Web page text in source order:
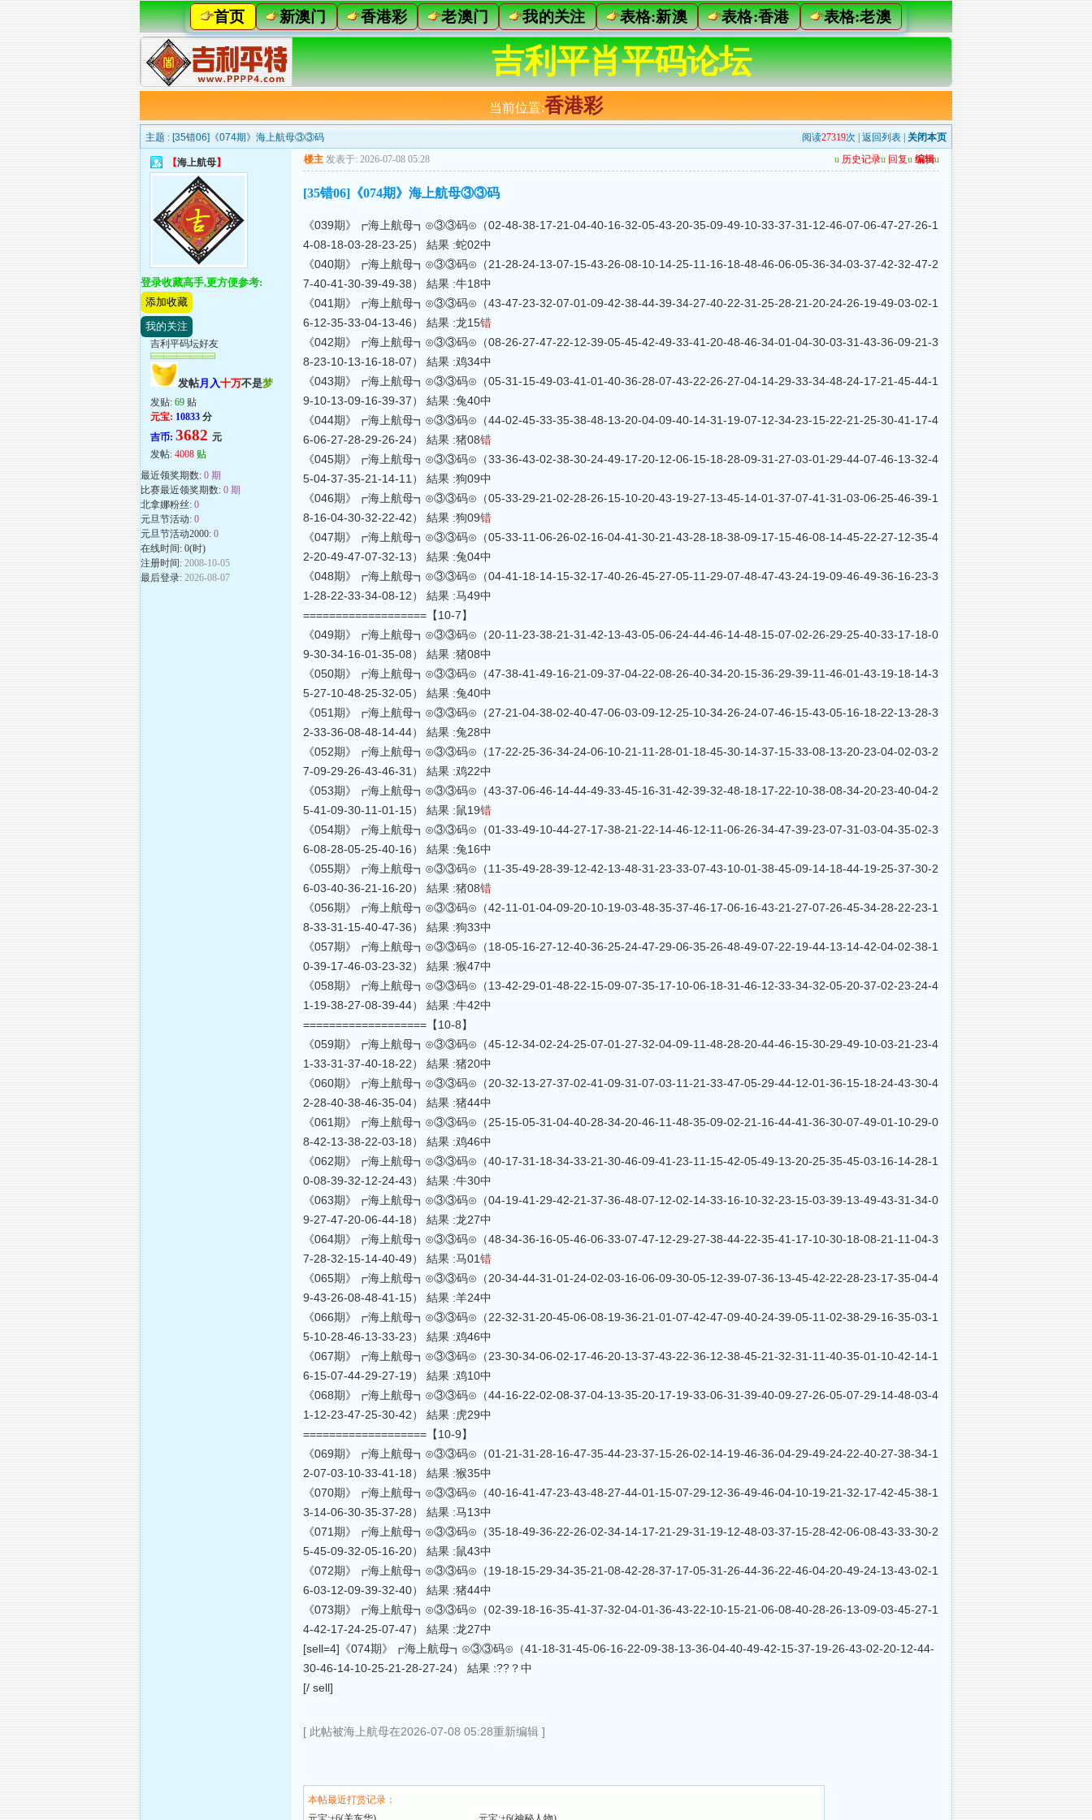
首页 新澳门 香港彩 老澳门 我的关注 表格:新澳 表格:香港 表格:老澳
吉利平肖平码论坛
当前位置:香港彩
主题 : [35错06]《074期》海上航母③③码 阅读27319次 | 返回列表 关闭本页
【海上航母】
登录收藏高手,更方便参考:
添加收藏
我的关注
吉利平码坛好友
发帖月入十万不是梦
发贴: 69 贴
元宝: 10833 分
吉币: 3682 元
发帖: 4008 贴
最近领奖期数: 0 期
比赛最近领奖期数: 0 期
北拿娜粉丝: 0
元旦节活动: 0
元旦节活动2000: 0
在线时间: 0(时)
注册时间: 2008-10-05
最后登录: 2026-08-07
楼主 发表于: 2026-07-08 05:28 u 历史记录u 回复u 编辑u
[35错06]《074期》海上航母③③码
《039期》┏海上航母┓⊙③③码⊙（02-48-38-17-21-04-40-16-32-05-43-20-35-09-49-10-33-37-31-12-46-07-06-47-27-26-1
4-08-18-03-28-23-25） 結果 :蛇02中
《040期》┏海上航母┓⊙③③码⊙（21-28-24-13-07-15-43-26-08-10-14-25-11-16-18-48-46-06-05-36-34-03-37-42-32-47-2
7-40-41-30-39-49-38） 結果 :牛18中
《041期》┏海上航母┓⊙③③码⊙（43-47-23-32-07-01-09-42-38-44-39-34-27-40-22-31-25-28-21-20-24-26-19-49-03-02-1
6-12-35-33-04-13-46） 結果 :龙15错
《042期》┏海上航母┓⊙③③码⊙（08-26-27-47-22-12-39-05-45-42-49-33-41-20-48-46-34-01-04-30-03-31-43-36-09-21-3
8-23-10-13-16-18-07） 結果 :鸡34中
《043期》┏海上航母┓⊙③③码⊙（05-31-15-49-03-41-01-40-36-28-07-43-22-26-27-04-14-29-33-34-48-24-17-21-45-44-1
9-10-13-09-16-39-37） 結果 :兔40中
《044期》┏海上航母┓⊙③③码⊙（44-02-45-33-35-38-48-13-20-04-09-40-14-31-19-07-12-34-23-15-22-21-25-30-41-17-4
6-06-27-28-29-26-24） 結果 :猪08错
《045期》┏海上航母┓⊙③③码⊙（33-36-43-02-38-30-24-49-17-20-12-06-15-18-28-09-31-27-03-01-29-44-07-46-13-32-4
5-04-37-35-21-14-11） 結果 :狗09中
《046期》┏海上航母┓⊙③③码⊙（05-33-29-21-02-28-26-15-10-20-43-19-27-13-45-14-01-37-07-41-31-03-06-25-46-39-1
8-16-04-30-32-22-42） 結果 :狗09错
《047期》┏海上航母┓⊙③③码⊙（05-33-11-06-26-02-16-04-41-30-21-43-28-18-38-09-17-15-46-08-14-45-22-27-12-35-4
2-20-49-47-07-32-13） 結果 :兔04中
《048期》┏海上航母┓⊙③③码⊙（04-41-18-14-15-32-17-40-26-45-27-05-11-29-07-48-47-43-24-19-09-46-49-36-16-23-3
1-28-22-33-34-08-12） 結果 :马49中
===================【10-7】
《049期》┏海上航母┓⊙③③码⊙（20-11-23-38-21-31-42-13-43-05-06-24-44-46-14-48-15-07-02-26-29-25-40-33-17-18-0
9-30-34-16-01-35-08） 結果 :猪08中
《050期》┏海上航母┓⊙③③码⊙（47-38-41-49-16-21-09-37-04-22-08-26-40-34-20-15-36-29-39-11-46-01-43-19-18-14-3
5-27-10-48-25-32-05） 結果 :兔40中
《051期》┏海上航母┓⊙③③码⊙（27-21-04-38-02-40-47-06-03-09-12-25-10-34-26-24-07-46-15-43-05-16-18-22-13-28-3
2-33-36-08-48-14-44） 結果 :兔28中
《052期》┏海上航母┓⊙③③码⊙（17-22-25-36-34-24-06-10-21-11-28-01-18-45-30-14-37-15-33-08-13-20-23-04-02-03-2
7-09-29-26-43-46-31） 結果 :鸡22中
《053期》┏海上航母┓⊙③③码⊙（43-37-06-46-14-44-49-33-45-16-31-42-39-32-48-18-17-22-10-38-08-34-20-23-40-04-2
5-41-09-30-11-01-15） 結果 :鼠19错
《054期》┏海上航母┓⊙③③码⊙（01-33-49-10-44-27-17-38-21-22-14-46-12-11-06-26-34-47-39-23-07-31-03-04-35-02-3
6-08-28-05-25-40-16） 結果 :兔16中
《055期》┏海上航母┓⊙③③码⊙（11-35-49-28-39-12-42-13-48-31-23-33-07-43-10-01-38-45-09-14-18-44-19-25-37-30-2
6-03-40-36-21-16-20） 結果 :猪08错
《056期》┏海上航母┓⊙③③码⊙（42-11-01-04-09-20-10-19-03-48-35-37-46-17-06-16-43-21-27-07-26-45-34-28-22-23-1
8-33-31-15-40-47-36） 結果 :狗33中
《057期》┏海上航母┓⊙③③码⊙（18-05-16-27-12-40-36-25-24-47-29-06-35-26-48-49-07-22-19-44-13-14-42-04-02-38-1
0-39-17-46-03-23-32） 結果 :猴47中
《058期》┏海上航母┓⊙③③码⊙（13-42-29-01-48-22-15-09-07-35-17-10-06-18-31-46-12-33-34-32-05-20-37-02-23-24-4
1-19-38-27-08-39-44） 結果 :牛42中
===================【10-8】
《059期》┏海上航母┓⊙③③码⊙（45-12-34-02-24-25-07-01-27-32-04-09-11-48-28-20-44-46-15-30-29-49-10-03-21-23-4
1-33-31-37-40-18-22） 結果 :猪20中
《060期》┏海上航母┓⊙③③码⊙（20-32-13-27-37-02-41-09-31-07-03-11-21-33-47-05-29-44-12-01-36-15-18-24-43-30-4
2-28-40-38-46-35-04） 結果 :猪44中
《061期》┏海上航母┓⊙③③码⊙（25-15-05-31-04-40-28-34-20-46-11-48-35-09-02-21-16-44-41-36-30-07-49-01-10-29-0
8-42-13-38-22-03-18） 結果 :鸡46中
《062期》┏海上航母┓⊙③③码⊙（40-17-31-18-34-33-21-30-46-09-41-23-11-15-42-05-49-13-20-25-35-45-03-16-14-28-1
0-08-39-32-12-24-43） 結果 :牛30中
《063期》┏海上航母┓⊙③③码⊙（04-19-41-29-42-21-37-36-48-07-12-02-14-33-16-10-32-23-15-03-39-13-49-43-31-34-0
9-27-47-20-06-44-18） 結果 :龙27中
《064期》┏海上航母┓⊙③③码⊙（48-34-36-16-05-46-06-33-07-47-12-29-27-38-44-22-35-41-17-10-30-18-08-21-11-04-3
7-28-32-15-14-40-49） 結果 :马01错
《065期》┏海上航母┓⊙③③码⊙（20-34-44-31-01-24-02-03-16-06-09-30-05-12-39-07-36-13-45-42-22-28-23-17-35-04-4
9-43-26-08-48-41-15） 結果 :羊24中
《066期》┏海上航母┓⊙③③码⊙（22-32-31-20-45-06-08-19-36-21-01-07-42-47-09-40-24-39-05-11-02-38-29-16-35-03-1
5-10-28-46-13-33-23） 結果 :鸡46中
《067期》┏海上航母┓⊙③③码⊙（23-30-34-06-02-17-46-20-13-37-43-22-36-12-38-45-21-32-31-11-40-35-01-10-42-14-1
6-15-07-44-29-27-19） 結果 :鸡10中
《068期》┏海上航母┓⊙③③码⊙（44-16-22-02-08-37-04-13-35-20-17-19-33-06-31-39-40-09-27-26-05-07-29-14-48-03-4
1-12-23-47-25-30-42） 結果 :虎29中
===================【10-9】
《069期》┏海上航母┓⊙③③码⊙（01-21-31-28-16-47-35-44-23-37-15-26-02-14-19-46-36-04-29-49-24-22-40-27-38-34-1
2-07-03-10-33-41-18） 結果 :猴35中
《070期》┏海上航母┓⊙③③码⊙（40-16-41-47-23-43-48-27-44-01-15-07-29-12-36-49-46-04-10-19-21-32-17-42-45-38-1
3-14-06-30-35-37-28） 結果 :马13中
《071期》┏海上航母┓⊙③③码⊙（35-18-49-36-22-26-02-34-14-17-21-29-31-19-12-48-03-37-15-28-42-06-08-43-33-30-2
5-45-09-32-05-16-20） 結果 :鼠43中
《072期》┏海上航母┓⊙③③码⊙（19-18-15-29-34-35-21-08-42-28-37-17-05-31-26-44-36-22-46-04-20-49-24-13-43-02-1
6-03-12-09-39-32-40） 結果 :猪44中
《073期》┏海上航母┓⊙③③码⊙（02-39-18-16-35-41-37-32-04-01-36-43-22-10-15-21-06-08-40-28-26-13-09-03-45-27-1
4-42-17-24-25-07-47） 結果 :龙27中
[sell=4]《074期》┏海上航母┓⊙③③码⊙（41-18-31-45-06-16-22-09-38-13-36-04-40-49-42-15-37-19-26-43-02-20-12-44-
30-46-14-10-25-21-28-27-24） 結果 :??？中
[/ sell]
[ 此帖被海上航母在2026-07-08 05:28重新编辑 ]
本帖最近打赏记录：